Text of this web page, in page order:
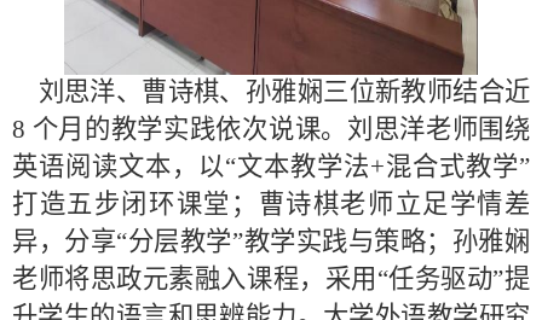
刘思洋、曹诗棋、孙雅娴三位新教师结合近
8 个月的教学实践依次说课。刘思洋老师围绕
英语阅读文本，以“文本教学法+混合式教学”
打造五步闭环课堂；曹诗棋老师立足学情差
异，分享“分层教学”教学实践与策略；孙雅娴
老师将思政元素融入课程，采用“任务驱动”提